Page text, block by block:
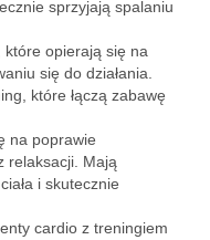
sprzyjają spalaniu
które opierają się na
się do działania.
które łączą zabawę
na poprawie
relaksacji. Mają
i skutecznie
cardio z treningiem